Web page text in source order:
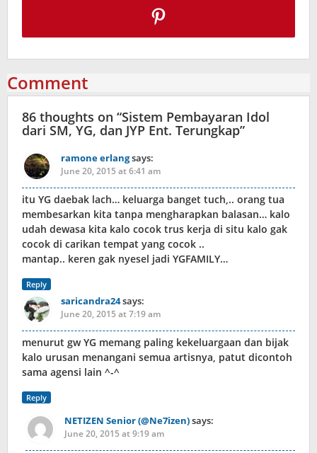
Comment
86 thoughts on “Sistem Pembayaran Idol
dari SM, YG, dan JYP Ent. Terungkap”
ramone erlangsays:
June 20, 2015 at 6:41 am
itu YG daebak lach… keluarga banget tuch,.. orang tua
membesarkan kita tanpa mengharapkan balasan… kalo
udah dewasa kita kalo cocok trus kerja di situ kalo gak
cocok di carikan tempat yang cocok ..
mantap.. keren gak nyesel jadi YGFAMILY…
Reply
saricandra24says:
June 20, 2015 at 7:19 am
menurut gw YG memang paling kekeluargaan dan bijak
kalo urusan menangani semua artisnya, patut dicontoh
sama agensi lain ^-^
Reply
NETIZEN Senior (@Ne7izen)says:
June 20, 2015 at 9:19 am